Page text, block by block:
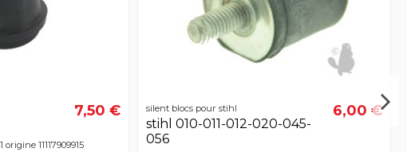
7,50 €
11117909915
silent blocs pour stihl
stihl 010-011-012-020-045-
056
6,00 €